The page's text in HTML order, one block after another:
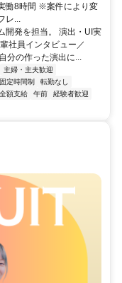
働8時間 ※案件により変
レ...
開発を担当。 演出・UI実
社員インタビュー／
分の作った演出に...
主婦・主夫歓迎
固定時間制
転勤なし
額支給 午前
経験者歓迎